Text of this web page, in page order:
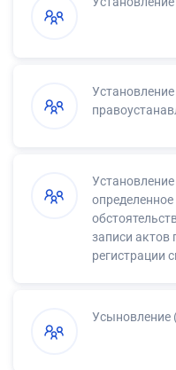
записи актов
регистрации
Усыновление